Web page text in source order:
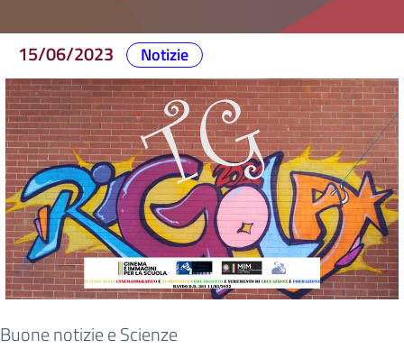
15/06/2023 Notizie
Buone notizie e Scienze